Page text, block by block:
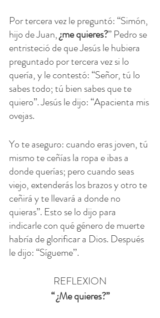
Por tercera vez le preguntó: “Simón,
hijo de Juan, ¿me quieres?” Pedro se
entristeció de que Jesús le hubiera
preguntado por tercera vez si lo
quería, y le contestó: “Señor, tú lo
sabes todo; tú bien sabes que te
quiero”. Jesús le dijo: “Apacienta mis
ovejas.
Yo te aseguro: cuando eras joven, tú
mismo te ceñías la ropa e ibas a
donde querías; pero cuando seas
viejo, extenderás los brazos y otro te
ceñirá y te llevará a donde no
quieras”. Esto se lo dijo para
indicarle con qué género de muerte
habría de glorificar a Dios. Después
le dijo: “Sígueme’’.
REFLEXION
“ ¿Me quieres?”